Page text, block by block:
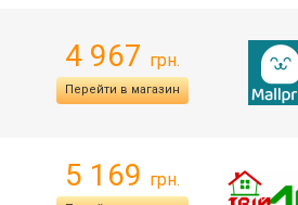
4 967 грн.
Перейти в магазин
5 169 грн.